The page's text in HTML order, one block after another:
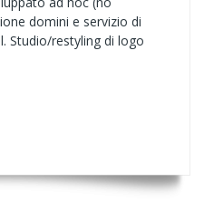
domini e servizio di
Studio/restyling di logo